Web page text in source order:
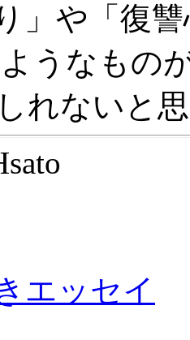
」や「復
うなもの
れないと
エッセイ